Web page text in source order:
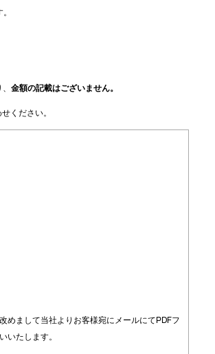
、金額の記載はございません。
ください。
めまして当社よりお客様宛にメールにてPDFフ
いたします。